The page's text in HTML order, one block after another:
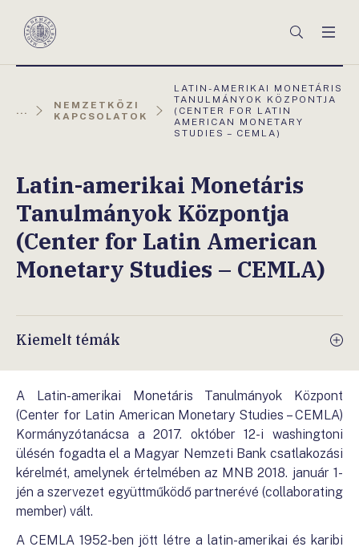
Magyar
Keresés
...
NEMZETKÖZI
KAPCSOLATOK
AKTUÁLIS
OLDAL:
LATIN-AMERIKAI MONETÁRIS
TANULMÁNYOK KÖZPONTJA
(CENTER FOR LATIN
AMERICAN MONETARY
STUDIES – CEMLA)
Latin-amerikai Monetáris
Tanulmányok Központja
(Center for Latin American
Monetary Studies – CEMLA)
Kiemelt témák
A Latin-amerikai Monetáris Tanulmányok Központ
(Center for Latin American Monetary Studies – CEMLA)
Kormányzótanácsa a 2017. október 12-i washingtoni
ülésén fogadta el a Magyar Nemzeti Bank csatlakozási
kérelmét, amelynek értelmében az MNB 2018. január 1-
jén a szervezet együttműködő partnerévé (collaborating
member) vált.
A CEMLA 1952-ben jött létre a latin-amerikai és karibi